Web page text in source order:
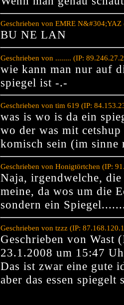
Geschrieben von EMRE
BU NE LAN
Geschrieben von ........ (IP:
wie kann man nur auf
spiegel ist -.-
Geschrieben von tim 619 (IP:
was is wo is da ein
wo der was mit
komisch sein (im sinne
Geschrieben von Honigtörtchen (IP:
Naja, irgendwelche,
meine, da wos um die
sondern ein
Geschrieben von tzzz (IP:
Geschrieben von Wast
23.1.2008 um 15:47
Das ist zwar eine gute
aber das essen